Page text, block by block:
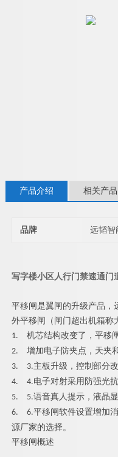
产品介绍 相关产品
品牌 远韬智
写字楼小区人行门禁速通门
平移闸是翼闸的升级产品，
外平移闸（闸门超出机箱称
1.
机芯结构改变了， 平移
2.
增加电子防夹点，天夹
3.
3.主板升级， 控制部分
4.
4.电子对射采用防强光
5.
5.语音真人提示，液晶
6.
6.平移闸软件设置增加
源厂家的选择。
平移闸概述